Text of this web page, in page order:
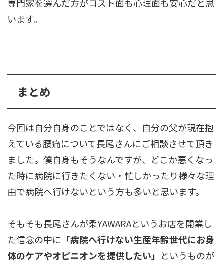
専門家を選んだ方がコスト面も心理面も安心だと思
います。
まとめ
今回は自分自身のことではなく、自分の父が現在抱
えている腰痛について長尾さんにご相談させて頂き
ました。僕自身もそうなんですが、どこか悪くなっ
た時に病院に行きたくない・忙しかったり様々な理
由で病院へ行けないという方も多いと思います。
そもそも長尾さんが柔YAWARAというお店を開業し
た信念の中に 「病院へ行けない生産年齢世代にお身
体のケアやオピニオンを提供したい」 というものが